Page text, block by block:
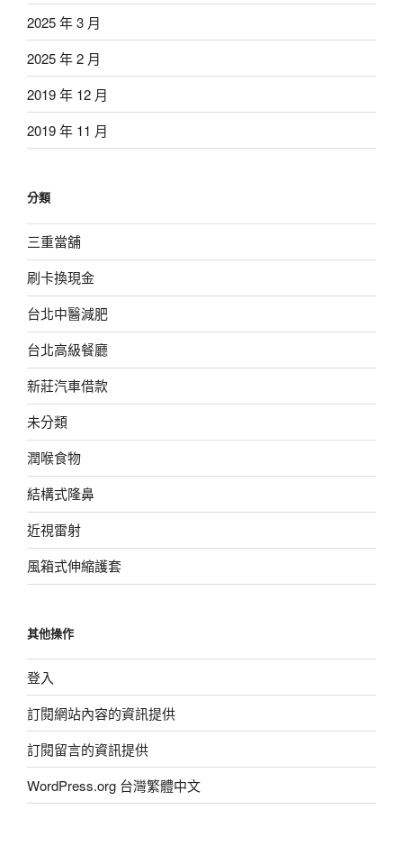
2025 年 3 月
2025 年 2 月
2019 年 12 月
2019 年 11 月
分類
三重當舖
刷卡換現金
台北中醫減肥
台北高級餐廳
新莊汽車借款
未分類
潤喉食物
結構式隆鼻
近視雷射
風箱式伸縮護套
其他操作
登入
訂閱網站內容的資訊提供
訂閱留言的資訊提供
WordPress.org 台灣繁體中文